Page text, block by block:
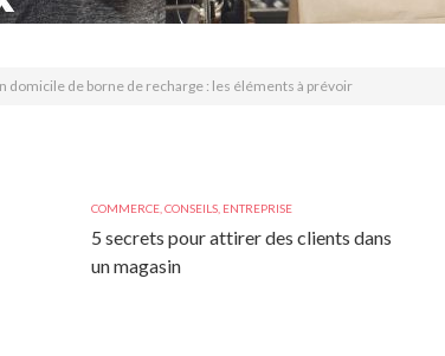
domicile de borne de recharge : les éléments à prévoir
COMMERCE CONSEILS ENTREPRISE
5 secrets pour attirer des clients dans
un magasin